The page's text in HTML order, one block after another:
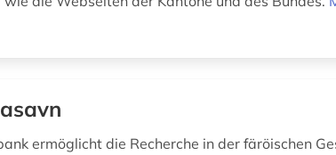
ermöglicht die Recherche in der färöischen